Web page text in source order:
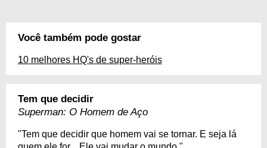
Você também pode gostar
10 melhores HQ's de super-heróis
Tem que decidir
Superman: O Homem de Aço
"Tem que decidir que homem vai se tornar. E seja lá